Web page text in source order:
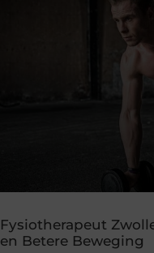
Fysiotherapeut
en Betere Beweging